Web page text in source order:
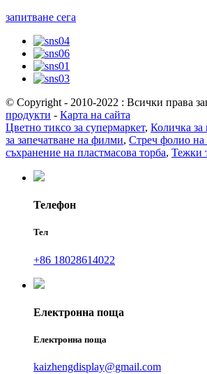
запитване сега
© Copyright - 2010-2022 : Всички права
продукти - Карта на сайта
Цветно тиксо за супермаркет, Количка за
за запечатване на филми, Стреч фолио на
съхранение на пластмасова торба, Тежки
Телефон
Тел
+86 18028614022
Електронна поща
Електронна поща
kaizhengdisplay@gmail.com